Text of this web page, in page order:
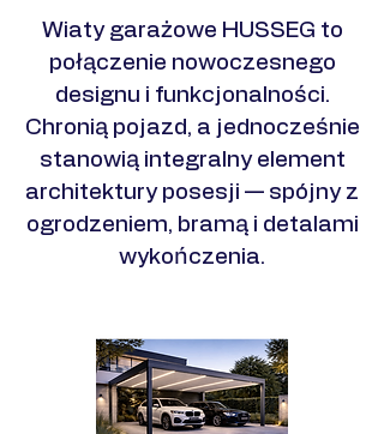
​Wiaty garażowe HUSSEG to
połączenie nowoczesnego
designu i funkcjonalności.
Chronią pojazd, a jednocześnie
stanowią integralny element
architektury posesji — spójny z
ogrodzeniem, bramą i detalami
wykończenia.